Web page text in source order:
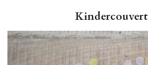
Kindercouvert